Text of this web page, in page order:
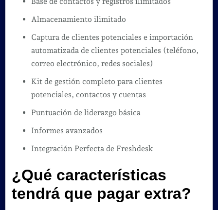
Almacenamiento ilimitado
Captura de clientes potenciales e importación
automatizada de clientes potenciales (teléfono,
correo electrónico, redes sociales)
Kit de gestión completo para clientes
potenciales, contactos y cuentas
Puntuación de liderazgo básica
Informes avanzados
Integración Perfecta de Freshdesk
¿Qué características
tendrá que pagar extra?